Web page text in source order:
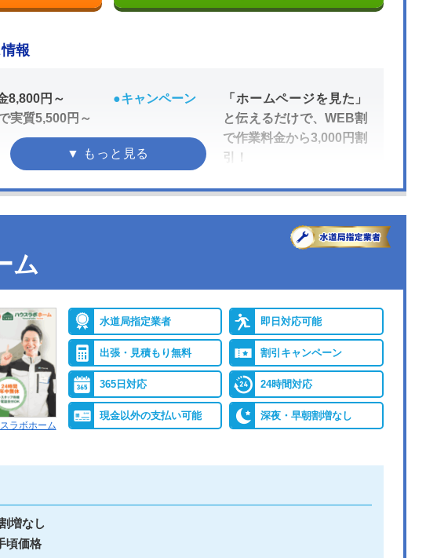
報
8,800円～
実質5,500円～
●キャンペーン
「ホームページを見た」
と伝えるだけで、WEB割
で作業料金から3,000円割
引！
出張・見積もり無料
行振込、モバイ
い決済、クレジ
ド
●累計実績
年間25万件、累計500万
件の修理交換実績
12年・商品保証
)
理由
で適切な工事ができると認められている水道局指定業者です。
ム
ラボホーム
水道局指定業者 即日対応可能
出張・見積もり無料 割引キャンペーン
365日対応 24時間対応
現金以外の支払い可能 深夜・早朝割増なし
増なし
頃価格